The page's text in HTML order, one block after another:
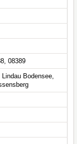
08389
Lindau Bodensee,